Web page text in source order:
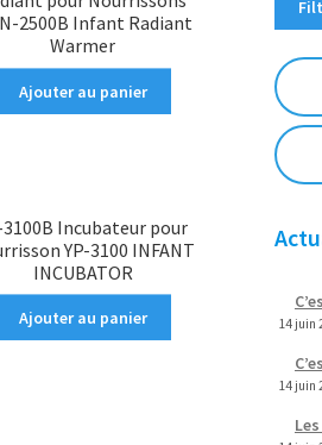
2500B Infant Radiant
Warmer
Ajouter au panier
3100B Incubateur pour
YP-3100 INFANT
INCUBATOR
Ajouter au panier 14 juin
14 juin